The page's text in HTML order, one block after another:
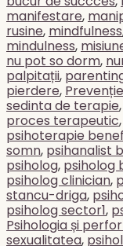
manifestare,
rusine, mindfulness
mindulness,
nu pot so dorm,
palpitații,
pierdere,
sedinta de terapie,
proces terapeutic,
psihoterapie
somn, psihanalist
psiholog, psiholog
psiholog clinician,
stancu-driga,
psiholog sector1,
Psihologia și
sexualitatea,